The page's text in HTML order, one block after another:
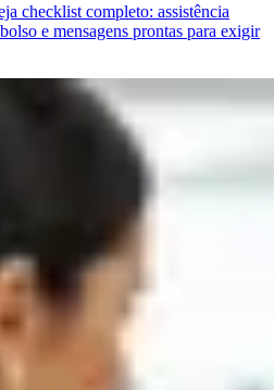
checklist completo: assistência
e mensagens prontas para exigir